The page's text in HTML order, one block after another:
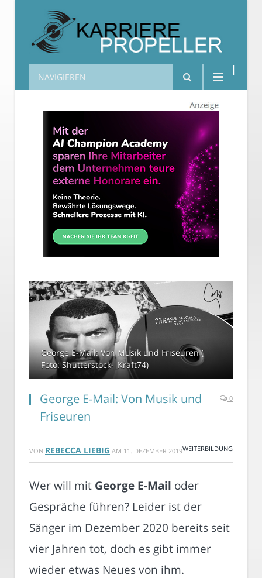
Karrierepropeller
NAVIGIEREN
George E-Mail: Von Musik und Friseuren (
Foto: Shutterstock-_Kraft74)
George E-Mail: Von Musik und
Friseuren
0
VON REBECCA LIEBIG AM 11. DEZEMBER 2019WEITERBILDUNG
Wer will mit George E-Mail oder
Gespräche führen? Leider ist der
Sänger im Dezember 2020 bereits seit
vier Jahren tot, doch es gibt immer
wieder etwas Neues von ihm.